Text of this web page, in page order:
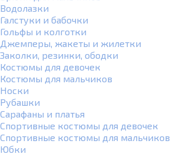
Водолазки
Галстуки и бабочки
Гольфы и колготки
Джемперы, жакеты и жилетки
Заколки, резинки, ободки
Костюмы для девочек
Костюмы для мальчиков
Носки
Рубашки
Сарафаны и платья
Спортивные костюмы для девочек
Спортивные костюмы для мальчиков
Юбки